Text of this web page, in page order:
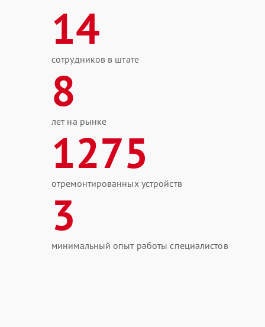
14
сотрудников в штате
8
лет на рынке
1275
отремонтированных устройств
3
минимальный опыт работы специалистов